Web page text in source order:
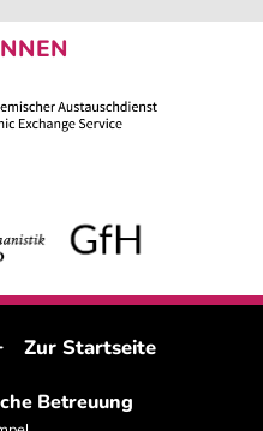
Zur Startseite
Betreuung